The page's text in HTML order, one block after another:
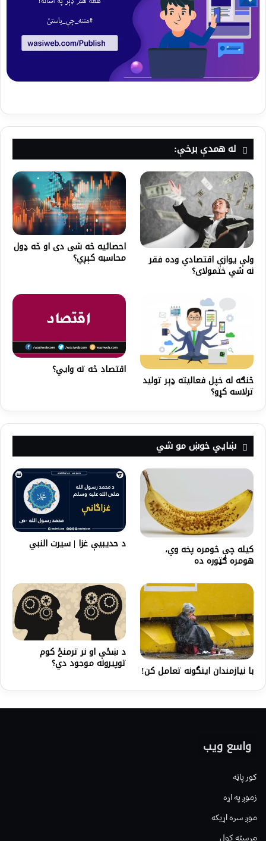
له همدې برخې:
ولې یوازې اقتصادي وده فقر
نه شي ختمولای؟
احصائيه څه شی دی او څه ډول
محاسبه کېږي؟
څنګه له خپل فعاليته ډېر توليد
ترلاسه کړو؟
اقتصاد څه ته وايي؟
ښايي خوښ مو شي
کیله چې څومره پخه وي،
هومره ګټوره ده
د حديبيې غزا | سیرت النبي
با نیازمندان اینگونه تعامل کن!
د ښځې او نر ترمنځ کوم
توپیرونه موجود دي؟
واسع ویب
کور پاڼه
زموږ په اړه
موږ سره اړیکه
مرسته کول